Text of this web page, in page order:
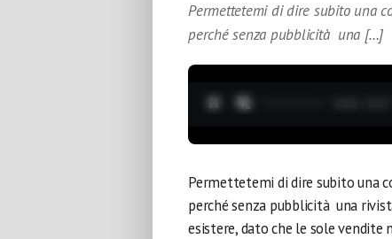
Permettetemi di dire subito una
perché senza pubblicità una […]
Permettetemi di dire subito una
perché senza pubblicità una
esistere, dato che le sole vendite